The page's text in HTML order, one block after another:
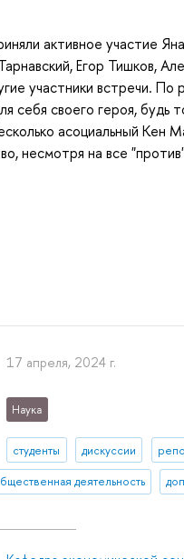
активное участие
Егор Тишков,
участники встречи.
себя своего героя, будь
асоциальный Кен
несмотря на все
17 апреля, 2024 г.
Наука
студенты дискуссии
деятельность